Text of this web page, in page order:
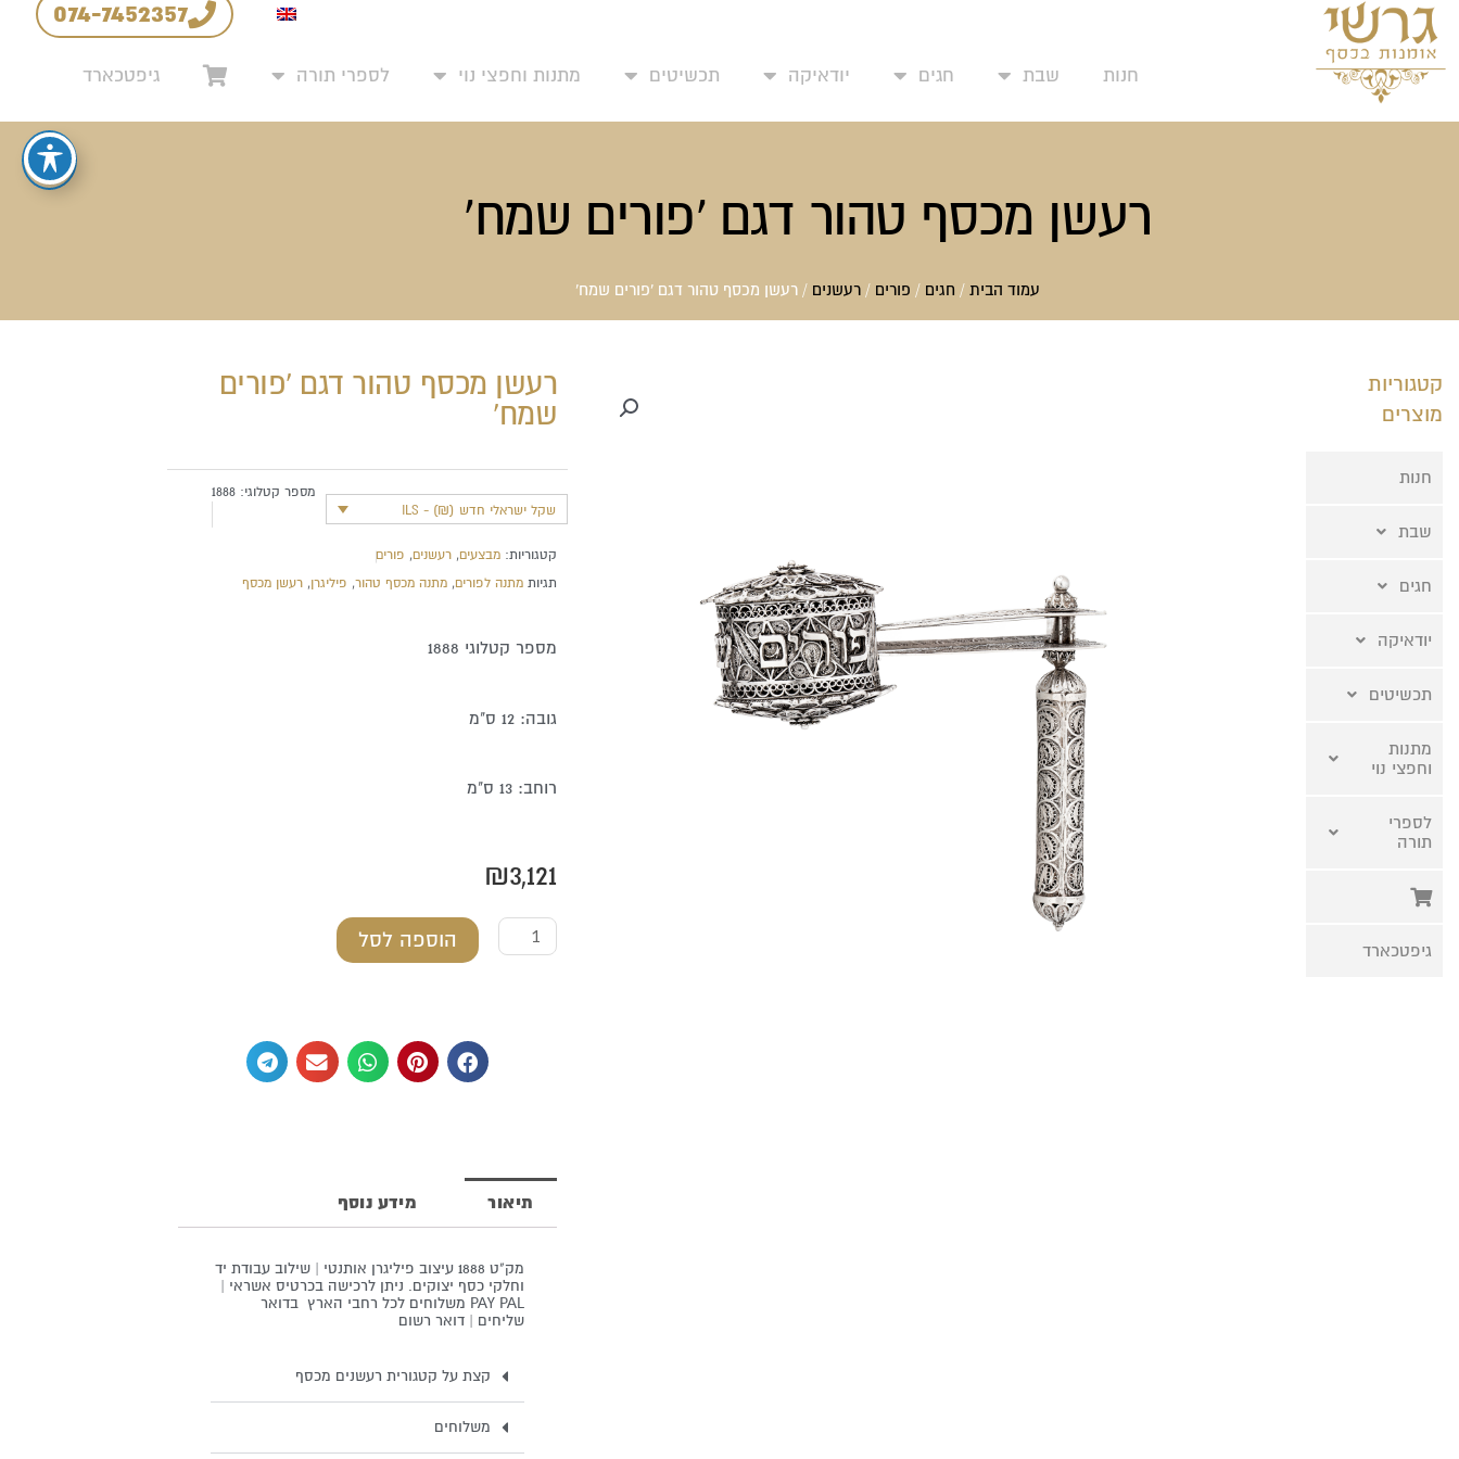
דילוג
לתוכן
074-7452357
חנות שבת חגים יודאיקה תכשיטים מתנות וחפצי נוי לספרי תורה גיפטכארד
רעשן מכסף טהור דגם 'פורים שמח'
עמוד הבית / חגים / פורים / רעשנים / רעשן מכסף טהור דגם 'פורים שמח'
קטגוריות
מוצרים
חנות
שבת
חגים
יודאיקה
תכשיטים
מתנות
וחפצי נוי
לספרי
תורה
גיפטכארד
רעשן מכסף טהור דגם 'פורים
שמח'
שקל ישראלי חדש (₪) - ILS
מספר קטלוגי:1888
קטגוריות: מבצעים, רעשנים, פורים
תגיות מתנה לפורים, מתנה מכסף טהור, פיליגרן, רעשן מכסף
מספר קטלוגי 1888
גובה: 12 ס"מ
רוחב: 13 ס"מ
₪3,121
כמות
שמח'
הוספה לסל
תיאור מידע נוסף
מק"ט 1888 עיצוב פיליגרן אותנטי | שילוב עבודת יד
וחלקי כסף יצוקים. ניתן לרכישה בכרטיס אשראי |
PAY PAL משלוחים לכל רחבי הארץ בדואר
שליחים | דואר רשום
קצת על קטגורית רעשנים מכסף
משלוחים